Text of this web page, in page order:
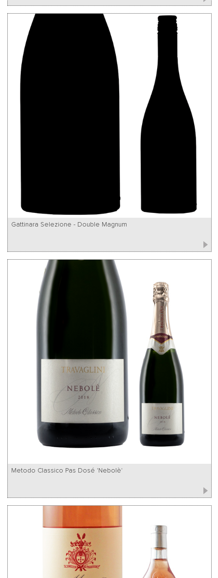
Gattinara Selezione - Double Magnum
Metodo Classico Pas Dosé 'Nebolè'